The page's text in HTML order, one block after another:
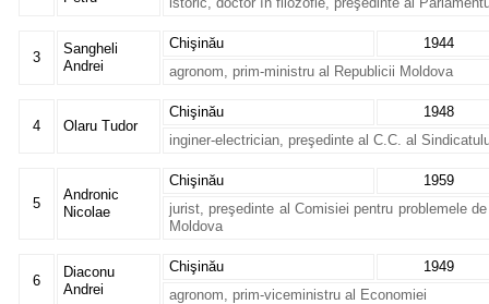
3
Sangheli
Andrei
Chişinău
1944
agronom, prim-ministru al Republicii Moldova
4 Olaru Tudor
Chişinău
1948
inginer-electrician, preşedinte al C.C. al
5
Andronic
Nicolae
Chişinău
1959
jurist, preşedinte al Comisiei pentru problemele
Moldova
6
Diaconu
Andrei
Chişinău
1949
agronom, prim-viceministru al Economiei